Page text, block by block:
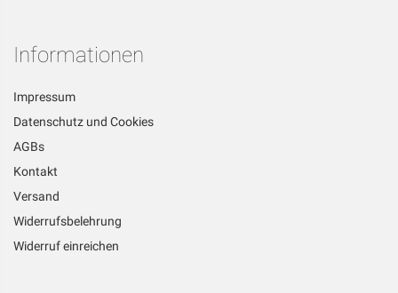
Informationen
Impressum
Datenschutz und Cookies
AGBs
Kontakt
Versand
Widerrufsbelehrung
Widerruf einreichen